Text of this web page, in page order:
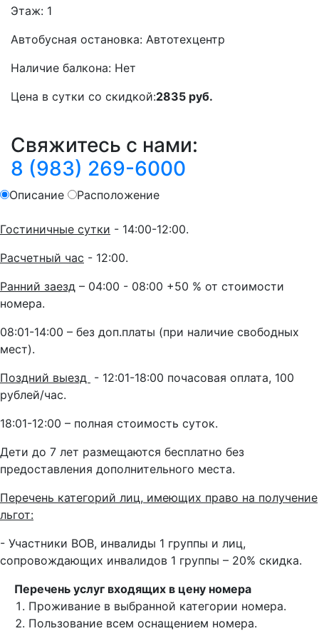
Этаж: 1
Автобусная остановка: Автотехцентр
Наличие балкона: Нет
Цена в сутки со скидкой:2835 руб.
Свяжитесь с нами:
8 (983) 269-6000
Описание Расположение
Гостиничные сутки - 14:00-12:00.
Расчетный час - 12:00.
Ранний заезд – 04:00 - 08:00 +50 % от стоимости
номера.
08:01-14:00 – без доп.платы (при наличие свободных
мест).
Поздний выезд - 12:01-18:00 почасовая оплата, 100
рублей/час.
18:01-12:00 – полная стоимость суток.
Дети до 7 лет размещаются бесплатно без
предоставления дополнительного места.
Перечень категорий лиц, имеющих право на получение
льгот:
- Участники ВОВ, инвалиды 1 группы и лиц,
сопровождающих инвалидов 1 группы – 20% скидка.
Перечень услуг входящих в цену номера
Проживание в выбранной категории номера.
Пользование всем оснащением номера.